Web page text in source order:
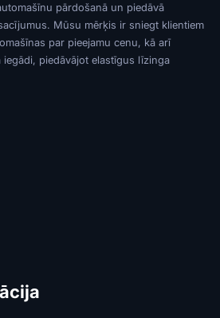
pārdošanā un piedāvā
Mūsu mērķis ir sniegt klientiem
par pieejamu cenu, kā arī
piedāvājot elastīgus līzinga